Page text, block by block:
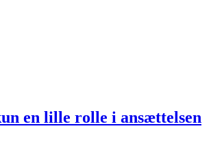
en lille rolle i ansættelsen